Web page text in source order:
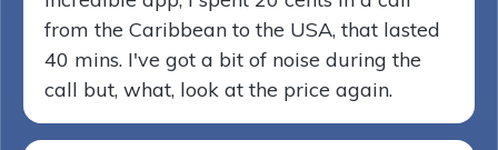
from the Caribbean to the USA, that lasted
40 mins. I've got a bit of noise during the
call but, what, look at the price again.